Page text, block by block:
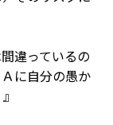
違っているの
に自分の愚か